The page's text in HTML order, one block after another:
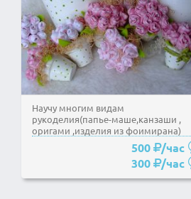
Научу многим видам
рукоделия(папье-маше,канзаши ,
оригами ,изделия из фоимирана)
500
/час
300
/час